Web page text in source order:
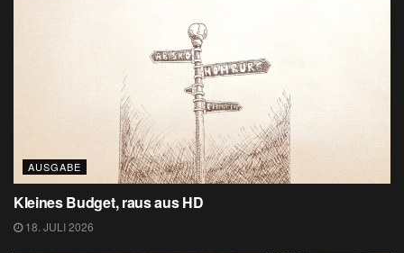
AUSGABE
Kleines Budget, raus aus HD
18. JULI 2026